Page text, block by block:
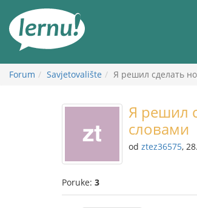
Forum Savjetovalište Я решил сделать
Я решил
словами
od ztez36575,
Poruke: 3